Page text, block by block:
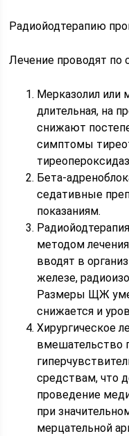
Радиойодтерапию
Лечение проводят
Мерказолил или
длительная, на
снижают
симптомы
Бета-
седативные
показаниям.
методом
вводят в
железе,
Размеры ЩЖ
снижается и
Хирургическое
вмешательство
средствам, что
проведение
при
мерцательной